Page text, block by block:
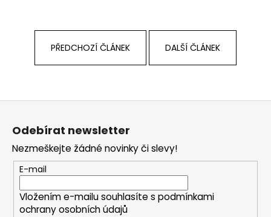
PŘEDCHOZÍ ČLÁNEK DALŠÍ ČLÁNEK
Z
Odebírat newsletter
Nezmeškejte žádné novinky či slevy!
E-mail
Vložením e-mailu souhlasíte s podmínkami
ochrany osobních údajů